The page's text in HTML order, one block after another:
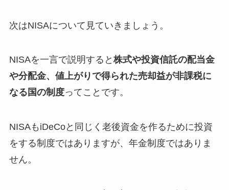
次はNISAについて見ていきましょう。
NISAを一言で説明すると 株式や投資信託の配当金
や分配金、値上がりで得られた売却益が非課税に
なる国の制度ってことです。
NISAもiDeCoと同じく老後資金を作るために投資
をする制度ではありますが、年金制度ではありま
せん。